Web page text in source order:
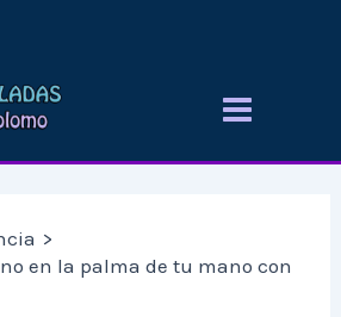
en la palma de tu mano con